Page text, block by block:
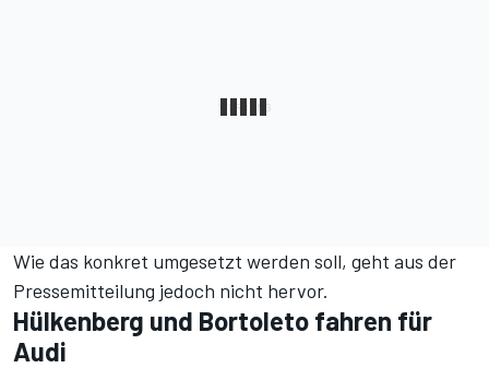
Wie das konkret umgesetzt werden soll, geht aus der
Pressemitteilung jedoch nicht hervor.
Hülkenberg und Bortoleto fahren für
Audi